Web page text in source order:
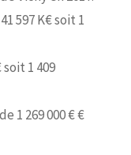
597 K€ soit 1
1 409
1 269 000 € €